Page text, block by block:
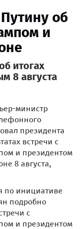
об
и
итогах
8 августа
министр
президента
встречи с
и президентом
8 августа,
по инициативе
подробно
с
и президентом